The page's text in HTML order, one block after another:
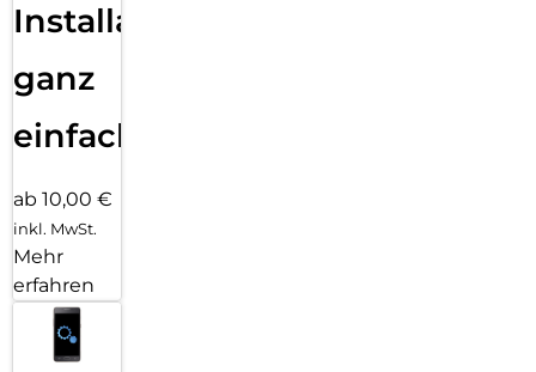
Installation
ganz
einfach
ab 10,00 €
inkl. MwSt.
Mehr
erfahren